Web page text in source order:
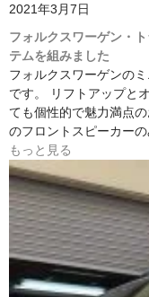
2021年3月7日
フォルクスワーゲン・
テムを組みました
フォルクスワーゲンの
です。 リフトアップと
ても個性的で魅力満点
のフロントスピーカーの
もっと見る